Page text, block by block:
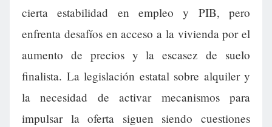
cierta estabilidad en empleo y PIB, pero
enfrenta desafíos en acceso a la vivienda por el
aumento de precios y la escasez de suelo
finalista. La legislación estatal sobre alquiler y
la necesidad de activar mecanismos para
impulsar la oferta siguen siendo cuestiones